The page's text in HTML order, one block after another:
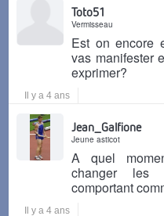
Toto51
Vermisseau
Est on encore
vas manifester
exprimer?
Il y a 4 ans
Jean_Galfione
Jeune asticot
A quel
changer
comportant
Il y a 4 ans